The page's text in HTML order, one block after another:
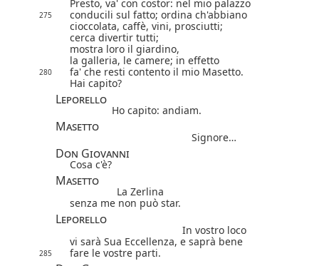
Presto, va' con costor: nel mio palazzo
275
conducili sul fatto; ordina ch'abbiano
cioccolata, caffè, vini, prosciutti;
cerca divertir tutti;
mostra loro il giardino,
la galleria, le camere; in effetto
280
fa' che resti contento il mio Masetto.
Hai capito?
Leporello
Ho capito: andiam.
Masetto
Signore…
Don Giovanni
Cosa c'è?
Masetto
La Zerlina
senza me non può star.
Leporello
In vostro loco
vi sarà Sua Eccellenza, e saprà bene
285 fare le vostre parti.